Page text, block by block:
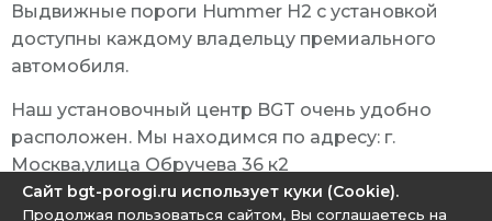
Выдвижные пороги Hummer H2 с установкой
доступны каждому владельцу премиального
автомобиля.
Наш установочный центр BGT очень удобно
расположен. Мы находимся по адресу: г.
Москва,улица Обручева 36 к2
Сайт bgt-porogi.ru использует куки (Cookie).
Продолжая пользоваться сайтом, Вы соглашаетесь на